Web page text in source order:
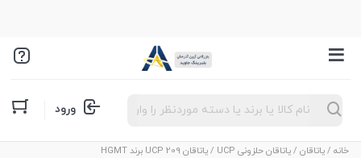
Products
search ورود
خانه /یاتاقان /یاتاقان حلزونی UCP / یاتاقان UCP 209 برند HGMT